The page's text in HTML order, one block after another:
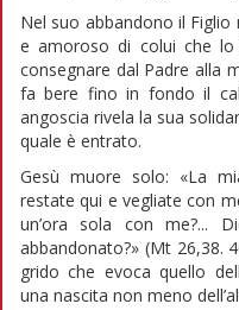
Nel suo abbandono il
e amoroso di colui che
consegnare dal Padre alla
fa bere fino in fondo il
angoscia rivela la sua
quale è entrato.
Gesù muore solo: «La
restate qui e vegliate con
un’ora sola con me?...
abbandonato?» (Mt 26,38.
grido che evoca quello
una nascita non meno